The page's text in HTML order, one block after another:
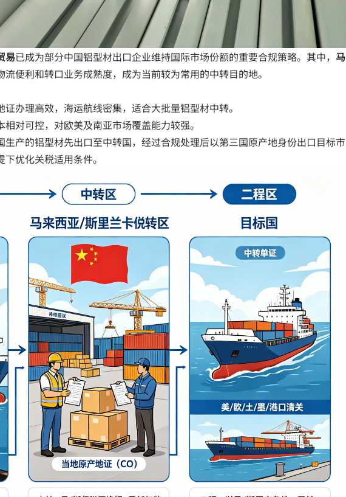
易已成为部分中国铝型材出口企业维持国际市场份额的重要合规策略。其中， 马
便利和转口业务成熟度，成为当前较为常用的中转目的地。
办理高效，海运航线密集，适合大批量铝型材中转。
对可控，对欧美及南亚市场覆盖能力较强。
产的铝型材先出口至中转国，经过合规处理后以第三国原产地身份出口目标市
优化关税适用条件。